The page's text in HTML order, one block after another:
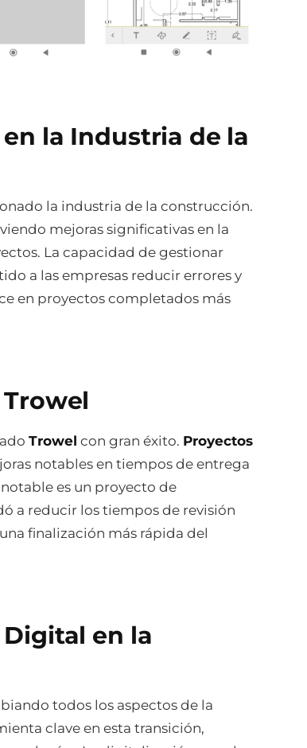
la Industria de la
la industria de la construcción.
mejoras significativas en la
La capacidad de gestionar
a las empresas reducir errores y
en proyectos completados más
Trowel con gran éxito. Proyectos
notables en tiempos de entrega
es un proyecto de
a reducir los tiempos de revisión
finalización más rápida del
en la
todos los aspectos de la
clave en esta transición,